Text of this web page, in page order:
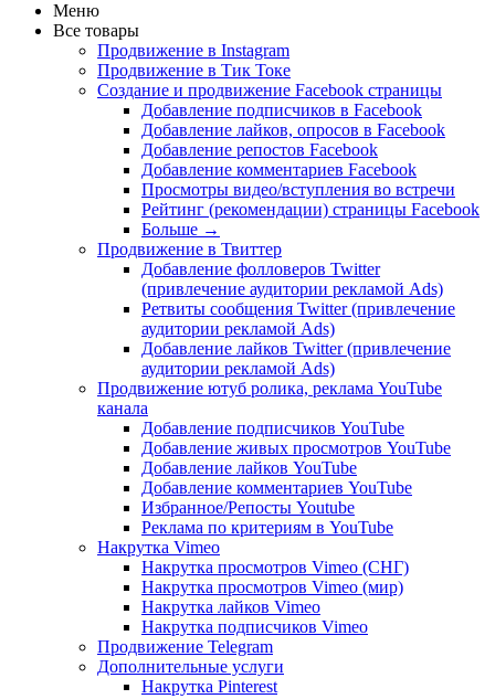
Меню
Все товары
Продвижение в Instagram
Продвижение в Тик Токе
Создание и продвижение Facebook страницы
Добавление подписчиков в Facebook
Добавление лайков, опросов в Facebook
Добавление репостов Facebook
Добавление комментариев Facebook
Просмотры видео/вступления во встречи
Рейтинг (рекомендации) страницы Facebook
Больше →
Продвижение в Твиттер
Добавление фолловеров Twitter
(привлечение аудитории рекламой Ads)
Ретвиты сообщения Twitter (привлечение
аудитории рекламой Ads)
Добавление лайков Twitter (привлечение
аудитории рекламой Ads)
Продвижение ютуб ролика, реклама YouTube
канала
Добавление подписчиков YouTube
Добавление живых просмотров YouTube
Добавление лайков YouTube
Добавление комментариев YouTube
Избранное/Репосты Youtube
Реклама по критериям в YouTube
Накрутка Vimeo
Накрутка просмотров Vimeo (СНГ)
Накрутка просмотров Vimeo (мир)
Накрутка лайков Vimeo
Накрутка подписчиков Vimeo
Продвижение Telegram
Дополнительные услуги
Накрутка Pinterest